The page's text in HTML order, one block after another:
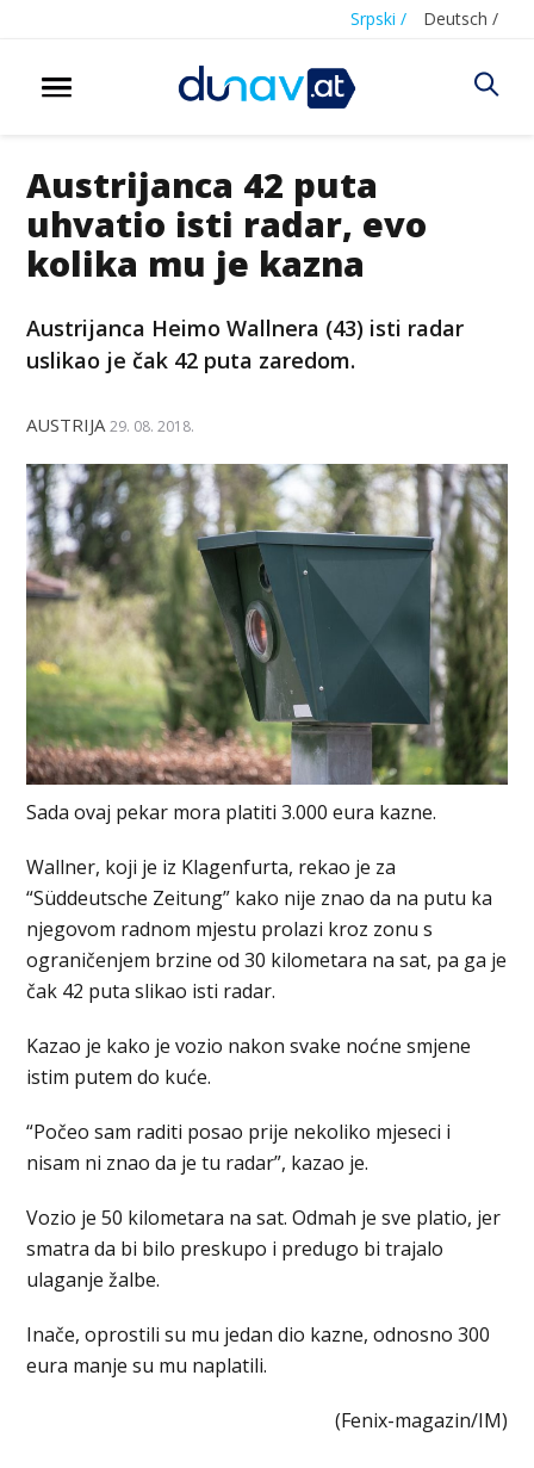
Srpski / Deutsch /
Austrijanca 42 puta
uhvatio isti radar, evo
kolika mu je kazna
Austrijanca Heimo Wallnera (43) isti radar
uslikao je čak 42 puta zaredom.
AUSTRIJA 29. 08. 2018.
Sada ovaj pekar mora platiti 3.000 eura kazne.
Wallner, koji je iz Klagenfurta, rekao je za
“Süddeutsche Zeitung” kako nije znao da na putu ka
njegovom radnom mjestu prolazi kroz zonu s
ograničenjem brzine od 30 kilometara na sat, pa ga je
čak 42 puta slikao isti radar.
Kazao je kako je vozio nakon svake noćne smjene
istim putem do kuće.
“Počeo sam raditi posao prije nekoliko mjeseci i
nisam ni znao da je tu radar”, kazao je.
Vozio je 50 kilometara na sat. Odmah je sve platio, jer
smatra da bi bilo preskupo i predugo bi trajalo
ulaganje žalbe.
Inače, oprostili su mu jedan dio kazne, odnosno 300
eura manje su mu naplatili.
(Fenix-magazin/IM)